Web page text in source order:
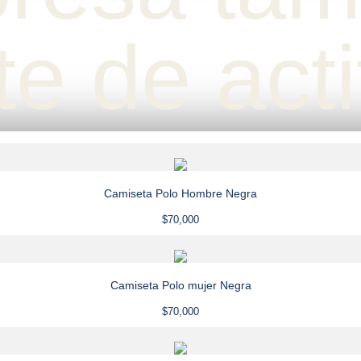
corporativo que
impulsa tu marca
de
Camiseta Polo Hombre Negra
$70,000
Camiseta Polo mujer Negra
$70,000